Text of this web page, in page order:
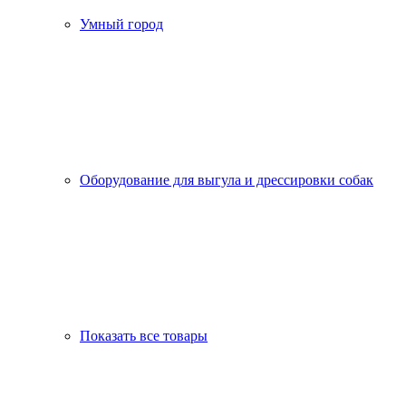
Умный город
Оборудование для выгула и дрессировки собак
Показать все товары